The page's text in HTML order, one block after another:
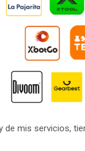
mis servicios,